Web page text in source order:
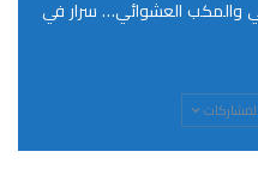
والمكب العشوائي… سرار في